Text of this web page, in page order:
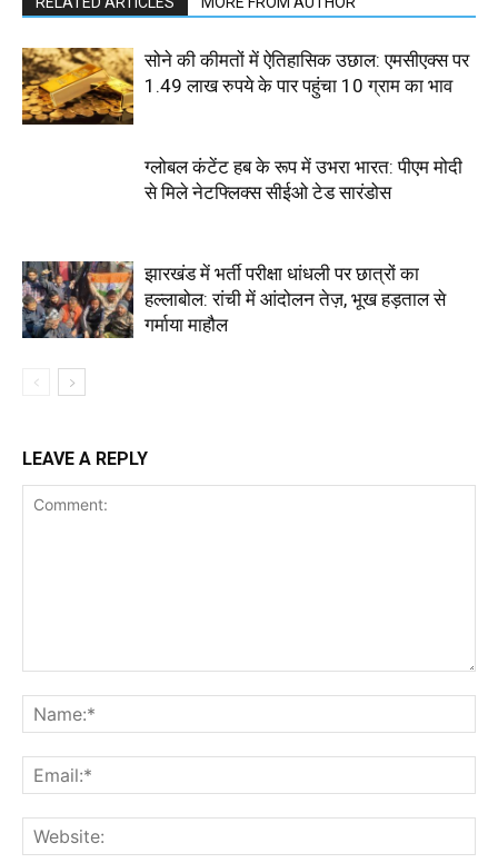
सोने की कीमतों में ऐतिहासिक उछाल: एमसीएक्स पर
1.49 लाख रुपये के पार पहुंचा 10 ग्राम का भाव
ग्लोबल कंटेंट हब के रूप में उभरा भारत: पीएम मोदी
से मिले नेटफ्लिक्स सीईओ टेड सारंडोस
झारखंड में भर्ती परीक्षा धांधली पर छात्रों का
हल्लाबोल: रांची में आंदोलन तेज़, भूख हड़ताल से
गर्माया माहौल
LEAVE A REPLY